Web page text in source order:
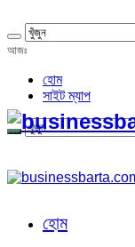
আজঃ
হোম
সাইট ম্যাপ
হোম